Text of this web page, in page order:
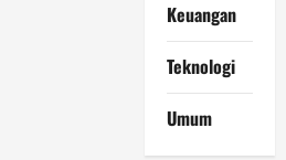
Keuangan
Teknologi
Umum